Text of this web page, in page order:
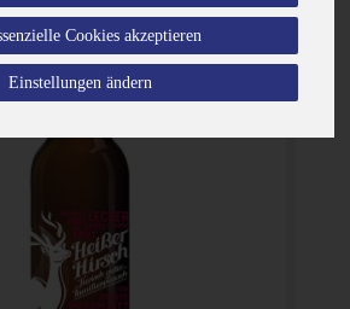
Cookies akzeptieren
Einstellungen ändern